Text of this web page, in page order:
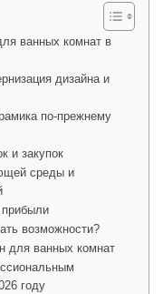
ванных комнат в
дизайна и
по-прежнему
и закупок
среды и
прибыли
возможности?
для ванных комнат
году